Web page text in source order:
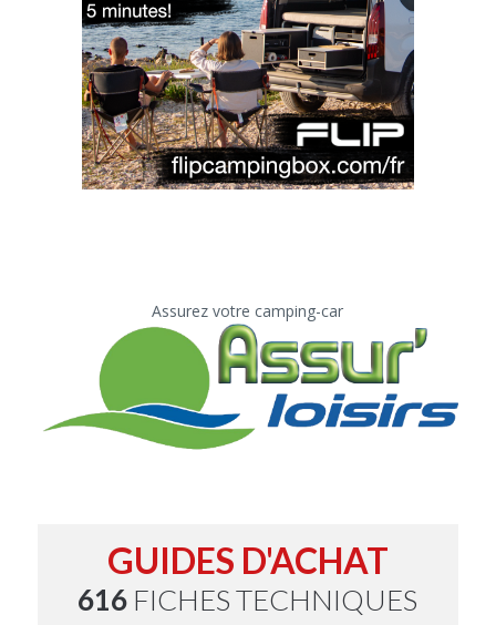
Assurez votre camping-car
GUIDES D'ACHAT
616 FICHES TECHNIQUES